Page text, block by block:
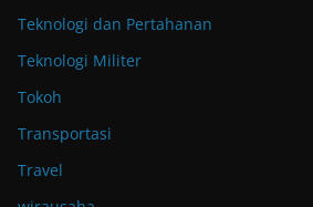
Teknologi dan Pertahanan
Teknologi Militer
Tokoh
Transportasi
Travel